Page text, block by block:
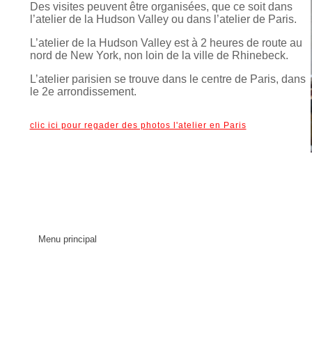
Des visites peuvent être organisées, que ce soit dans
l’atelier de la Hudson Valley ou dans l’atelier de Paris.
L’atelier de la Hudson Valley est à 2 heures de route au
nord de New York, non loin de la ville de Rhinebeck.
L’atelier parisien se trouve dans le centre de Paris, dans
le 2e arrondissement.
clic ici pour regader des photos l'atelier en Paris
Menu principal